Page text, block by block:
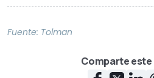
Fuente: Tolman
Comparte